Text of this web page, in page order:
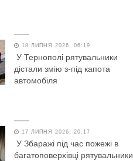
18 ЛИПНЯ 2026, 06:19
У Тернополі рятувальники
дістали змію з-під капота
автомобіля
17 ЛИПНЯ 2026, 20:17
У Збаражі під час пожежі в
багатоповерхівці рятувальники